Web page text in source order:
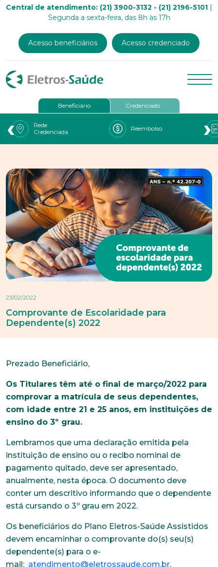
Central de atendimento: (21) 3900-3132 - (21) 2196-5101 |
Segunda a sexta-feira, das 8h às 17h
Acesso beneficiários Acesso credenciado
Beneficiário Credenciado
Rede
Credenciada
Reembolso
‹ ›
23/02/2022
Comprovante de Escolaridade para
Dependente(s) 2022
Prezado Beneficiário,
Os Titulares têm até o final de março/2022 para
comprovar a matrícula de seus dependentes,
com idade entre 21 e 25 anos, em instituições de
ensino do 3º grau.
Lembramos que uma declaração emitida pela
instituição de ensino ou o recibo nominal de
pagamento quitado, deve ser apresentado,
anualmente, nesta época. O documento deve
conter um descritivo informando que o dependente
está cursando o 3º grau em 2022.
Os beneficiários do Plano Eletros-Saúde Assistidos
devem encaminhar o comprovante do(s) seu(s)
dependente(s) para o e-
mail: atendimento@eletrossaude.com.br.